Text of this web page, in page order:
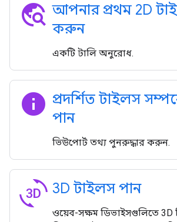
travel_explore আপনার প্রথম 2D
করুন
একটি টালি অনুরোধ.
info প্রদর্শিত টাইলস
পান
ভিউপোর্ট তথ্য পুনরুদ্ধার করুন.
3d_rotation 3D টাইলস পান
ওয়েব-সক্ষম ডিভাইসগুলিতে 3D